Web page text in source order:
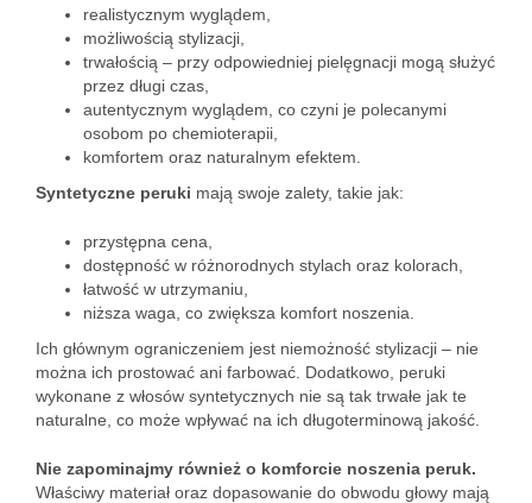
realistycznym wyglądem,
możliwością stylizacji,
trwałością – przy odpowiedniej pielęgnacji mogą służyć
przez długi czas,
autentycznym wyglądem, co czyni je polecanymi
osobom po chemioterapii,
komfortem oraz naturalnym efektem.
Syntetyczne peruki mają swoje zalety, takie jak:
przystępna cena,
dostępność w różnorodnych stylach oraz kolorach,
łatwość w utrzymaniu,
niższa waga, co zwiększa komfort noszenia.
Ich głównym ograniczeniem jest niemożność stylizacji – nie
można ich prostować ani farbować. Dodatkowo, peruki
wykonane z włosów syntetycznych nie są tak trwałe jak te
naturalne, co może wpływać na ich długoterminową jakość.
Nie zapominajmy również o komforcie noszenia peruk.
Właściwy materiał oraz dopasowanie do obwodu głowy mają